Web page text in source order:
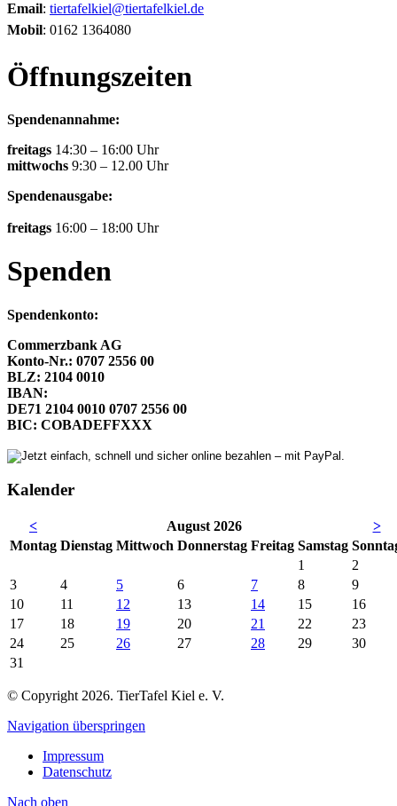
Email: tiertafelkiel@tiertafelkiel.de
Mobil: 0162 1364080
Öffnungszeiten
Spendenannahme:
freitags 14:30 – 16:00 Uhr
mittwochs 9:30 – 12.00 Uhr
Spendenausgabe:
freitags 16:00 – 18:00 Uhr
Spenden
Spendenkonto:
Commerzbank AG
Konto-Nr.: 0707 2556 00
BLZ: 2104 0010
IBAN:
DE71 2104 0010 0707 2556 00
BIC: COBADEFFXXX
Kalender
< August 2026
>
Montag Dienstag Mittwoch Donnerstag Freitag Samstag So
1
2
3
4 5 6 7 8
9
10
11 12 13 14 15
16
17
18 19 20 21 22
23
24
25 26 27 28 29
30
31
© Copyright 2026. TierTafel Kiel e. V.
Navigation überspringen
Impressum
Datenschutz
Nach oben